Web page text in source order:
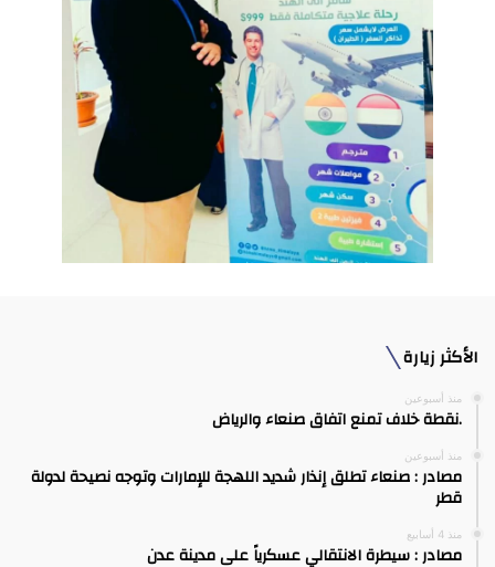
الأكثر زيارة
منذ أسبوعين
.نقطة خلاف تمنع اتفاق صنعاء والرياض
منذ أسبوعين
مصادر : صنعاء تطلق إنذار شديد اللهجة للإمارات وتوجه نصيحة لدولة
قطر
منذ 4 أسابيع
مصادر : سيطرة الانتقالي عسكرياً على مدينة عدن